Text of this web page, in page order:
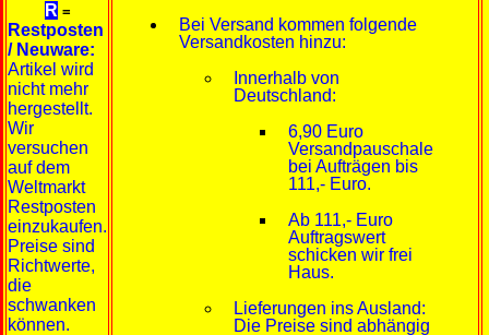
R =
Restposten
/ Neuware:
Artikel wird
nicht mehr
hergestellt.
Wir
versuchen
auf dem
Weltmarkt
Restposten
einzukaufen.
Preise sind
Richtwerte,
die
schwanken
können.
Bei Versand kommen folgende
Versandkosten hinzu:
Innerhalb von
Deutschland:
6,90 Euro
Versandpauschale
bei Aufträgen bis
111,- Euro.
Ab 111,- Euro
Auftragswert
schicken wir frei
Haus.
Lieferungen ins Ausland:
Die Preise sind abhängig